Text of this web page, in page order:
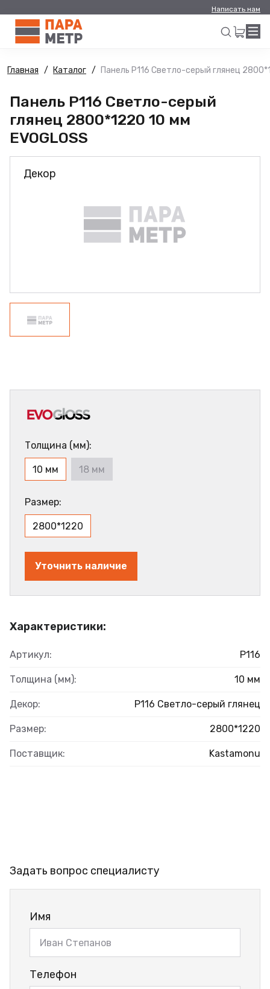
Написать нам
Искать
Главная Каталог Панель Р116 Светло-серый глянец
Панель Р116 Светло-серый
глянец 2800*1220 10 мм
EVOGLOSS
Декор
Характеристики:
Артикул: Р116
Толщина (мм): 10 мм
Декор: Р116 Светло-серый глянец
Размер: 2800*1220
Поставщик: Kastamonu
Толщина (мм):
10 мм 18 мм
Размер:
2800*1220
Уточнить наличие
Задать вопрос специалисту
Имя
Телефон